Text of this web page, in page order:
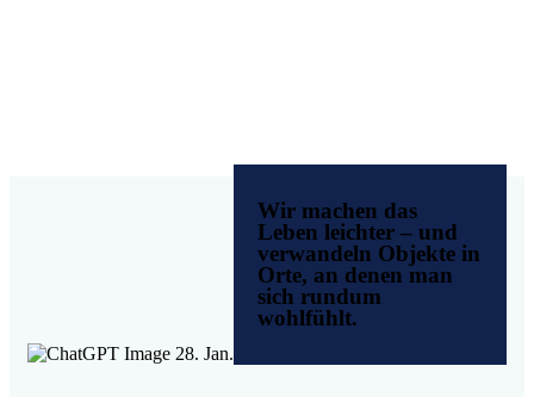
Wir machen das
Leben leichter – und
verwandeln Objekte in
Orte, an denen man
sich rundum
wohlfühlt.